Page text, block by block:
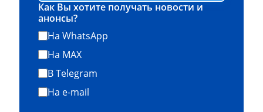
Как Вы хотите получать новости и
анонсы?
На WhatsApp
На MAX
В Telegram
На e-mail